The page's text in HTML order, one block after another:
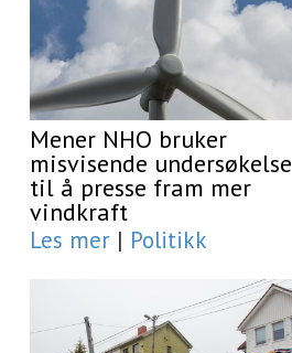
Mener NHO bruker
misvisende undersøkelse
til å presse fram mer
vindkraft
Les mer | Politikk